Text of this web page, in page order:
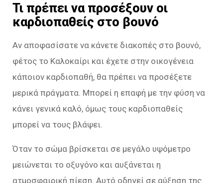
Τι πρέπει να προσέξουν οι
καρδιοπαθείς στο βουνό
Αν αποφασίσατε να κάνετε διακοπές στο βουνό,
φέτος το Καλοκαίρι και έχετε στην οικογένεια
κάποιον καρδιοπαθή, θα πρέπει να προσέξετε
μερικά πράγματα. Μπορεί η επαφή με την φύση να
κάνει γενικά καλό, όμως τους καρδιοπαθείς
μπορεί να τους βλάψει.
Όταν το σώμα βρίσκεται σε μεγάλο υψόμετρο
μειώνεται το οξυγόνο και αυξάνεται η
ατμοσφαιρική πίεση. Αυτό οδηγεί σε αύξηση της